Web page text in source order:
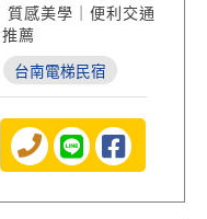
質感美學｜便利交通
薦
台南電梯民宿